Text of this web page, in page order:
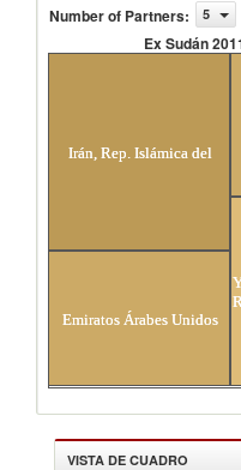
Number of Partners: 5
Ex Sudán
Irán, Rep. Islámica del
Emiratos Árabes Unidos
VISTA DE CUADRO